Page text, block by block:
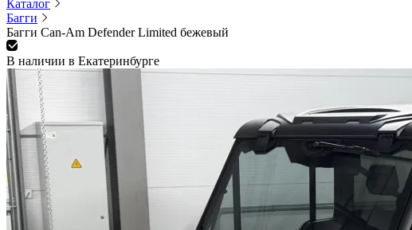
Каталог
Багги
Багги Can-Am Defender Limited бежевый
В наличии в Екатеринбурге